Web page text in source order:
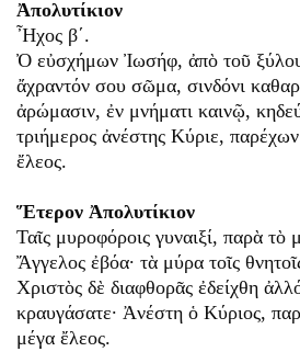
Ἀπολυτίκιον
Ἦχος β΄.
Ὀ εὐσχήμων Ἰωσήφ, ἀπὸ τοῦ
ἄχραντόν σου σῶμα, σινδόνι
ἀρώμασιν, ἐν μνήματι καινῷ,
τριήμερος ἀνέστης Κύριε,
ἔλεος.
Ἕτερον Ἀπολυτίκιον
Ταῖς μυροφόροις γυναιξί, παρὰ τὸ
Ἄγγελος ἐβόα· τὰ μύρα τοῖς
Χριστὸς δὲ διαφθορᾶς ἐδείχθη
κραυγάσατε· Ἀνέστη ὁ Κύριος,
μέγα ἔλεος.